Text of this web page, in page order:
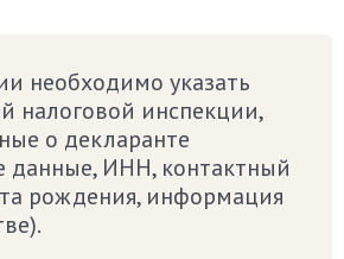
необходимо указать
налоговой инспекции,
о декларанте
данные, ИНН, контактный
рождения, информация